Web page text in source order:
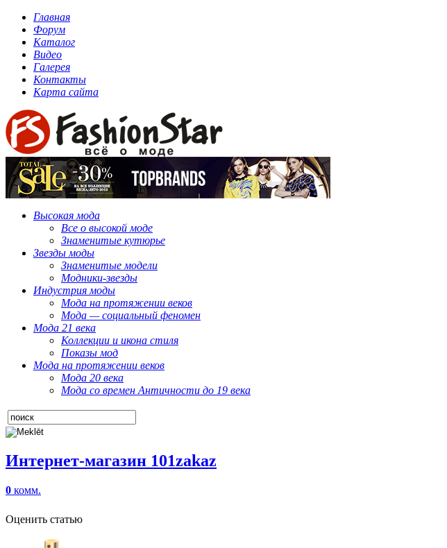
Главная
Форум
Каталог
Видео
Галерея
Контакты
Карта сайта
Высокая мода
Все о высокой моде
Знаменитые кутюрье
Звезды моды
Знаменитые модели
Модники-звезды
Индустрия моды
Мода на протяжении веков
Мода — социальный феномен
Мода 21 века
Коллекции и икона стиля
Показы мод
Мода на протяжении веков
Мода 20 века
Мода со времен Античности до 19 века
Интернет-магазин 101zakaz
0 комм.
Оценить статью